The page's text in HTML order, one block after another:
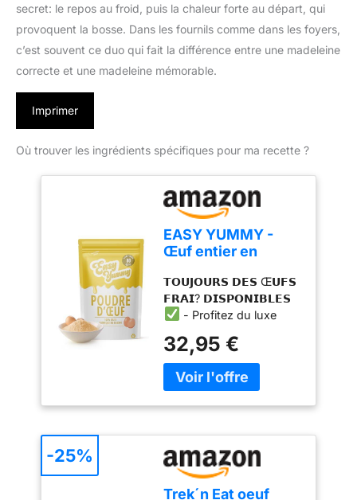
secret: le repos au froid, puis la chaleur forte au départ, qui
provoquent la bosse. Dans les fournils comme dans les foyers,
c’est souvent ce duo qui fait la différence entre une madeleine
correcte et une madeleine mémorable.
Imprimer
Où trouver les ingrédients spécifiques pour ma recette ?
EASY YUMMY -
Œuf entier en
cuisine (1kg), 100%
d'œuf en poudre
𝗧𝗢𝗨𝗝𝗢𝗨𝗥𝗦 𝗗𝗘𝗦 Œ𝗨𝗙𝗦
𝗙𝗥𝗔𝗜? 𝗗𝗜𝗦𝗣𝗢𝗡𝗜𝗕𝗟𝗘𝗦
- Profitez du luxe
œufs frais à portée de
main à tout moment.
Notre poudre d'œufs
manquer de cet
ingrédient essentiel,
facilitant ainsi vos
préparations culinaires et
32,95 €
Trek´n Eat oeuf
-25%